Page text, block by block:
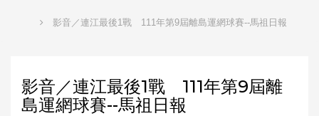
影音／連江最後1戰 111年第9屆離島運網球賽--馬祖日報
影音／連江最後1戰 111年第9屆離
島運網球賽--馬祖日報